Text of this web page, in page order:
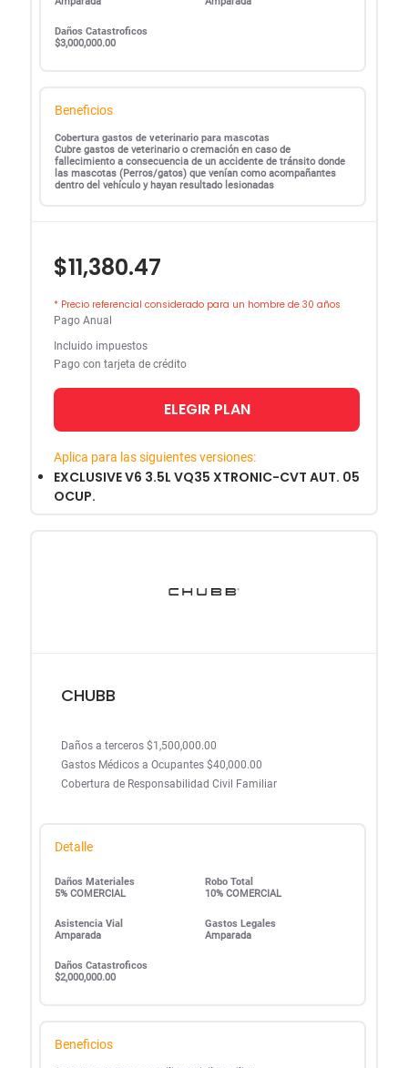
Daños Catastroficos
$3,000,000.00
Beneficios
Cobertura gastos de veterinario para mascotas
Cubre gastos de veterinario o cremación en caso de
fallecimiento a consecuencia de un accidente de tránsito donde
las mascotas (Perros/gatos) que venían como acompañantes
dentro del vehículo y hayan resultado lesionadas
$11,380.47
* Precio referencial considerado para un hombre de 30 años
Pago Anual
Incluido impuestos
Pago con tarjeta de crédito
ELEGIR PLAN
Aplica para las siguientes versiones:
EXCLUSIVE V6 3.5L VQ35 XTRONIC-CVT AUT. 05
OCUP.
CHUBB
Daños a terceros $1,500,000.00
Gastos Médicos a Ocupantes $40,000.00
Cobertura de Responsabilidad Civil Familiar
Detalle
Daños Materiales
5% COMERCIAL
Robo Total
10% COMERCIAL
Asistencia Vial
Amparada
Gastos Legales
Amparada
Daños Catastroficos
$2,000,000.00
Beneficios